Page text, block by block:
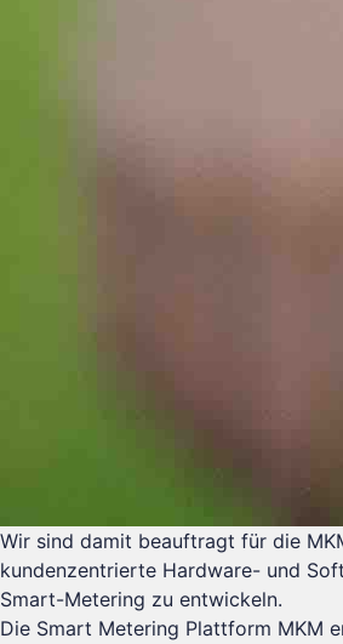
Wir sind damit beauftragt für die
kundenzentrierte Hardware- und
Smart-Metering zu entwickeln.
Die Smart Metering Plattform MKM